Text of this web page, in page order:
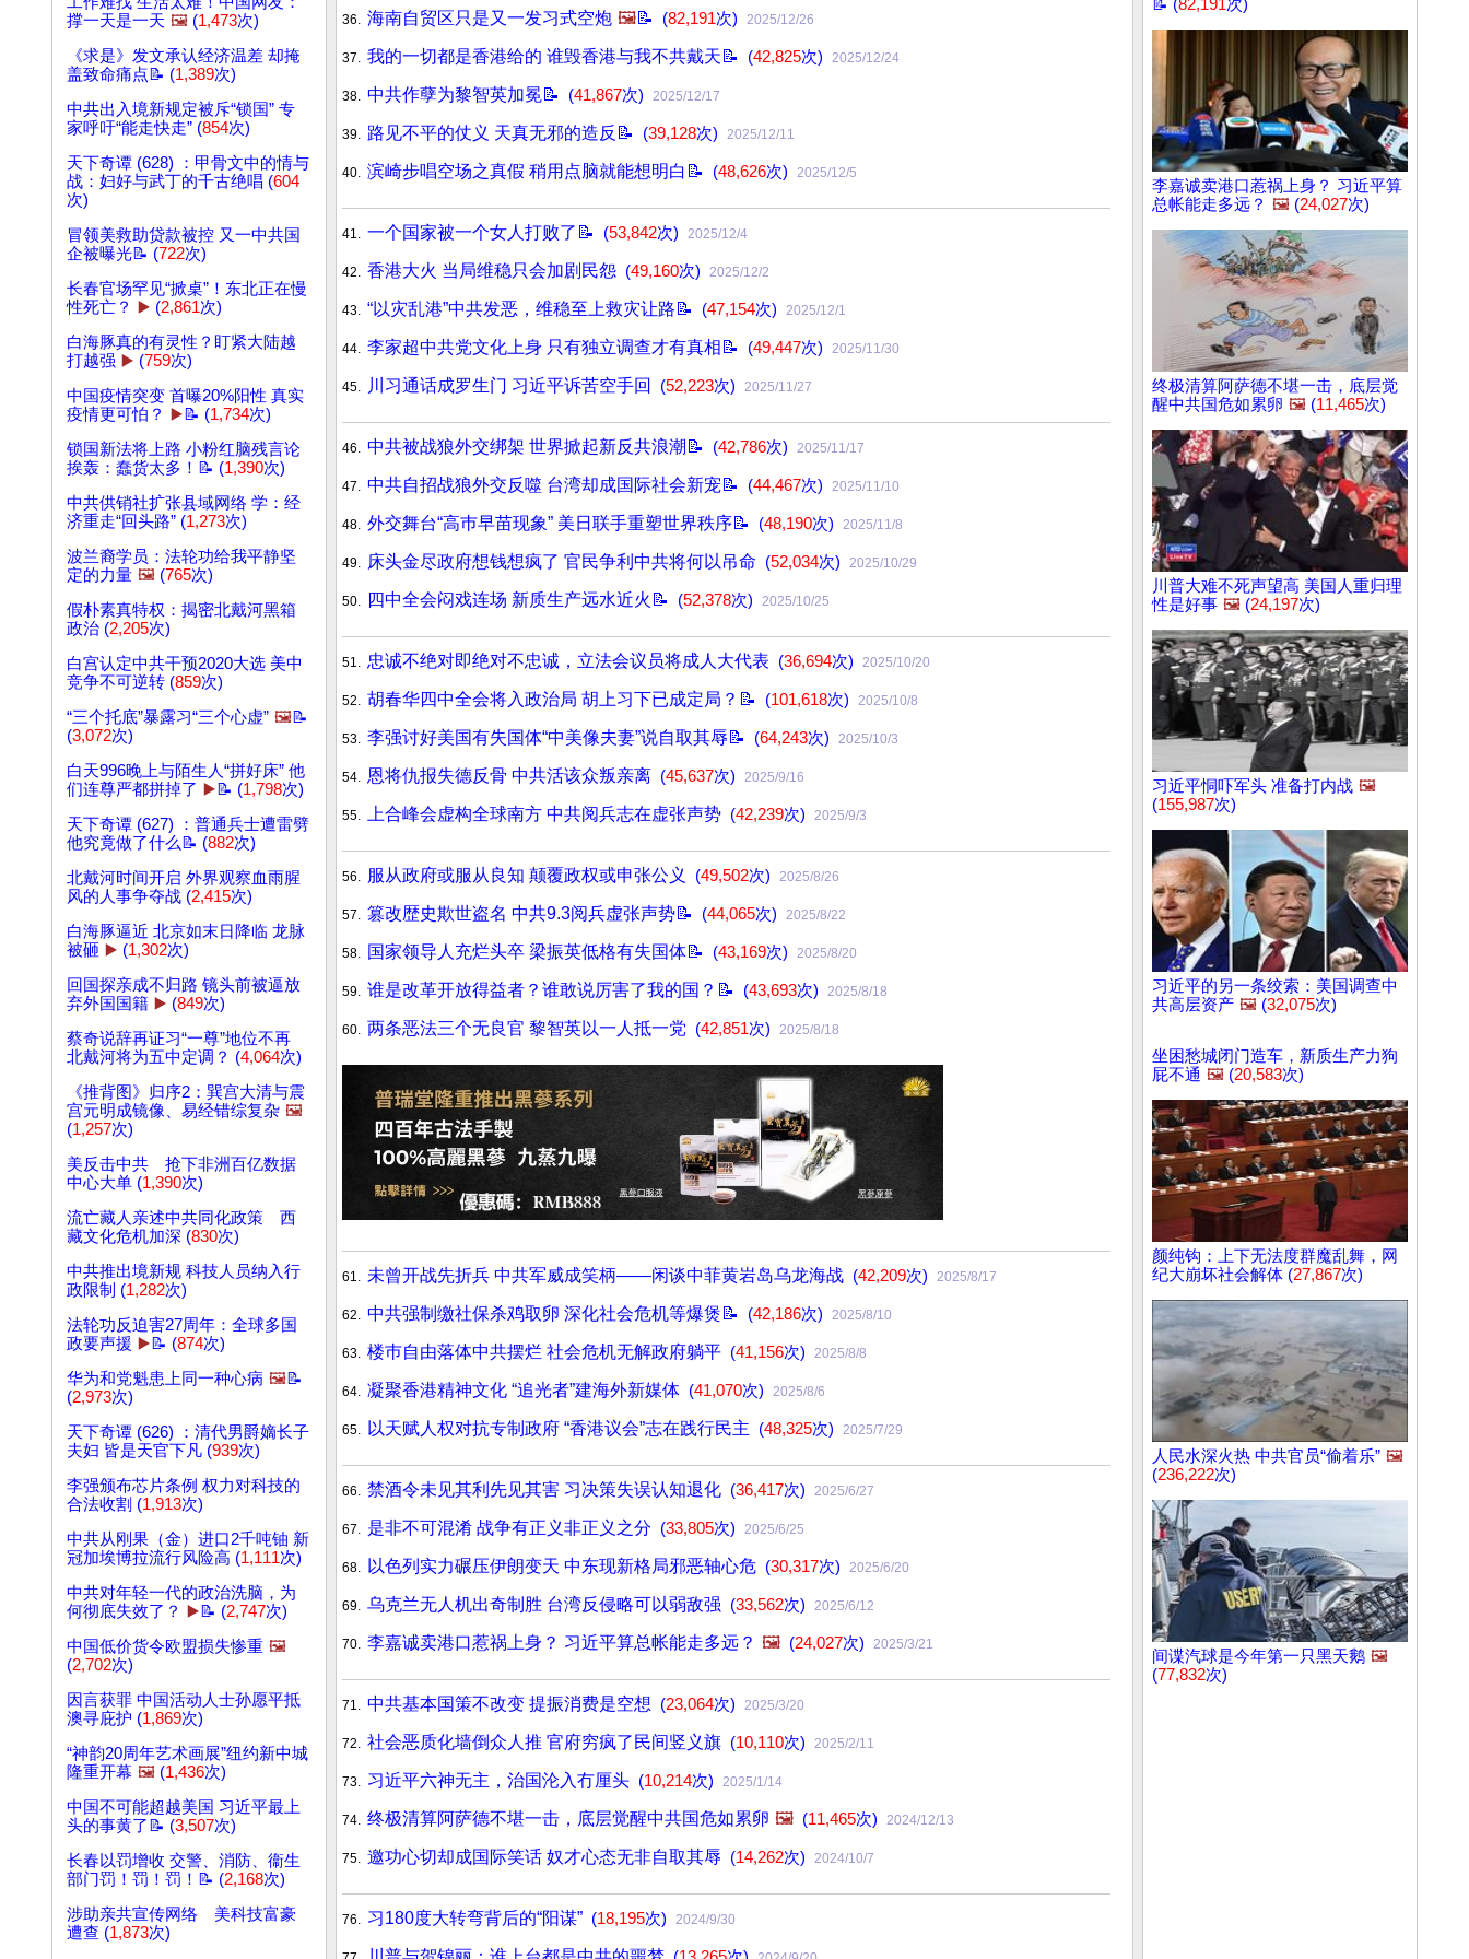
撑一天是一天 🖼️ (1,473次)
《求是》发文承认经济温差 却掩
盖致命痛点📝 (1,389次)
中共出入境新规定被斥“锁国” 专
家呼吁“能走快走” (854次)
天下奇谭 (628) ：甲骨文中的情与
战：妇好与武丁的千古绝唱 (604
次)
冒领美救助贷款被控 又一中共国
企被曝光📝 (722次)
长春官场罕见“掀桌”！东北正在慢
性死亡？
▶️ (2,861次)
白海豚真的有灵性？盯紧大陆越
打越强 ▶️ (759次)
中国疫情突变 首曝20%阳性 真实
疫情更可怕？
▶️📝 (1,734次)
锁国新法将上路 小粉红脑残言论
挨轰：蠢货太多！📝 (1,390次)
中共供销社扩张县域网络 学：经
济重走“回头路” (1,273次)
波兰裔学员：法轮功给我平静坚
定的力量 🖼️ (765次)
假朴素真特权：揭密北戴河黑箱
政治 (2,205次)
白宫认定中共干预2020大选 美中
竞争不可逆转 (859次)
“三个托底”暴露习“三个心虚” 🖼️📝
(3,072次)
白天996晚上与陌生人“拼好床” 他
们连尊严都拼掉了 ▶️📝 (1,798次)
天下奇谭 (627) ：普通兵士遭雷劈
他究竟做了什么📝 (882次)
北戴河时间开启 外界观察血雨腥
风的人事争夺战 (2,415次)
白海豚逼近 北京如末日降临 龙脉
被砸 ▶️ (1,302次)
回国探亲成不归路 镜头前被逼放
弃外国国籍 ▶️ (849次)
蔡奇说辞再证习“一尊”地位不再
北戴河将为五中定调？ (4,064次)
《推背图》归序2：巽宫大清与震
宫元明成镜像、易经错综复杂 🖼️
(1,257次)
美反击中共 抢下非洲百亿数据
中心大单 (1,390次)
流亡藏人亲述中共同化政策 西
藏文化危机加深 (830次)
中共推出境新规 科技人员纳入行
政限制 (1,282次)
法轮功反迫害27周年：全球多国
政要声援 ▶️📝 (874次)
华为和党魁患上同一种心病 🖼️📝
(2,973次)
天下奇谭 (626) ：清代男爵嫡长子
夫妇 皆是天官下凡 (939次)
李强颁布芯片条例 权力对科技的
合法收割 (1,913次)
中共从刚果（金）进口2千吨铀 新
冠加埃博拉流行风险高 (1,111次)
中共对年轻一代的政治洗脑，为
何彻底失效了？
▶️📝 (2,747次)
中国低价货令欧盟损失惨重 🖼️
(2,702次)
因言获罪 中国活动人士孙愿平抵
澳寻庇护 (1,869次)
“神韵20周年艺术画展”纽约新中城
隆重开幕 🖼️ (1,436次)
中国不可能超越美国 习近平最上
头的事黄了📝 (3,507次)
长春以罚增收 交警、消防、衞生
部门罚！罚！罚！📝 (2,168次)
涉助亲共宣传网络 美科技富豪
遭查 (1,873次)
36. 海南自贸区只是又一发习式空炮 🖼️📝 (82,191次) 2025/12/26
37. 我的一切都是香港给的 谁毁香港与我不共戴天📝 (42,825次) 2025/12/24
38. 中共作孽为黎智英加冕📝 (41,867次) 2025/12/17
39. 路见不平的仗义 天真无邪的造反📝 (39,128次) 2025/12/11
40. 滨崎步唱空场之真假 稍用点脑就能想明白📝 (48,626次) 2025/12/5
41. 一个国家被一个女人打败了📝 (53,842次) 2025/12/4
42. 香港大火 当局维稳只会加剧民怨 (49,160次) 2025/12/2
43. “以灾乱港”中共发恶，维稳至上救灾让路📝 (47,154次) 2025/12/1
44. 李家超中共党文化上身 只有独立调查才有真相📝 (49,447次) 2025/11/30
45. 川习通话成罗生门 习近平诉苦空手回 (52,223次) 2025/11/27
46. 中共被战狼外交绑架 世界掀起新反共浪潮📝 (42,786次) 2025/11/17
47. 中共自招战狼外交反噬 台湾却成国际社会新宠📝 (44,467次) 2025/11/10
48. 外交舞台“高巿早苗现象” 美日联手重塑世界秩序📝 (48,190次) 2025/11/8
49. 床头金尽政府想钱想疯了 官民争利中共将何以吊命 (52,034次) 2025/10/29
50. 四中全会闷戏连场 新质生产远水近火📝 (52,378次) 2025/10/25
51. 忠诚不绝对即绝对不忠诚，立法会议员将成人大代表 (36,694次) 2025/10/20
52. 胡春华四中全会将入政治局 胡上习下已成定局？📝 (101,618次) 2025/10/8
53. 李强讨好美国有失国体“中美像夫妻”说自取其辱📝 (64,243次) 2025/10/3
54. 恩将仇报失德反骨 中共活该众叛亲离 (45,637次) 2025/9/16
55. 上合峰会虚构全球南方 中共阅兵志在虚张声势 (42,239次) 2025/9/3
56. 服从政府或服从良知 颠覆政权或申张公义 (49,502次) 2025/8/26
57. 篡改歴史欺世盗名 中共9.3阅兵虚张声势📝 (44,065次) 2025/8/22
58. 国家领导人充烂头卒 梁振英低格有失国体📝 (43,169次) 2025/8/20
59. 谁是改革开放得益者？谁敢说厉害了我的国？📝 (43,693次) 2025/8/18
60. 两条恶法三个无良官 黎智英以一人抵一党 (42,851次) 2025/8/18
61. 未曾开战先折兵 中共军威成笑柄——闲谈中菲黄岩岛乌龙海战 (42,209次) 2025/8/17
62. 中共强制缴社保杀鸡取卵 深化社会危机等爆煲📝 (42,186次) 2025/8/10
63. 楼巿自由落体中共摆烂 社会危机无解政府躺平 (41,156次) 2025/8/8
64. 凝聚香港精神文化 “追光者”建海外新媒体 (41,070次) 2025/8/6
65. 以天赋人权对抗专制政府 “香港议会”志在践行民主 (48,325次) 2025/7/29
66. 禁酒令未见其利先见其害 习决策失误认知退化 (36,417次) 2025/6/27
67. 是非不可混淆 战争有正义非正义之分 (33,805次) 2025/6/25
68. 以色列实力碾压伊朗变天 中东现新格局邪恶轴心危 (30,317次) 2025/6/20
69. 乌克兰无人机出奇制胜 台湾反侵略可以弱敌强 (33,562次) 2025/6/12
70. 李嘉诚卖港口惹祸上身？ 习近平算总帐能走多远？ 🖼️ (24,027次) 2025/3/21
71. 中共基本国策不改变 提振消费是空想 (23,064次) 2025/3/20
72. 社会恶质化墙倒众人推 官府穷疯了民间竖义旗 (10,110次) 2025/2/11
73. 习近平六神无主，治国沦入冇厘头 (10,214次) 2025/1/14
74. 终极清算阿萨德不堪一击，底层觉醒中共国危如累卵 🖼️ (11,465次) 2024/12/13
75. 邀功心切却成国际笑话 奴才心态无非自取其辱 (14,262次) 2024/10/7
76. 习180度大转弯背后的“阳谋” (18,195次) 2024/9/30
📝 (82,191次)
李嘉诚卖港口惹祸上身？ 习近平算
总帐能走多远？ 🖼️ (24,027次)
终极清算阿萨德不堪一击，底层觉
醒中共国危如累卵 🖼️ (11,465次)
川普大难不死声望高 美国人重归理
性是好事 🖼️ (24,197次)
习近平恫吓军头 准备打内战 🖼️
(155,987次)
习近平的另一条绞索：美国调查中
共高层资产 🖼️ (32,075次)
坐困愁城闭门造车，新质生产力狗
屁不通 🖼️ (20,583次)
颜纯钩：上下无法度群魔乱舞，网
纪大崩坏社会解体 (27,867次)
人民水深火热 中共官员“偷着乐” 🖼️
(236,222次)
间谍汽球是今年第一只黑天鹅 🖼️
(77,832次)